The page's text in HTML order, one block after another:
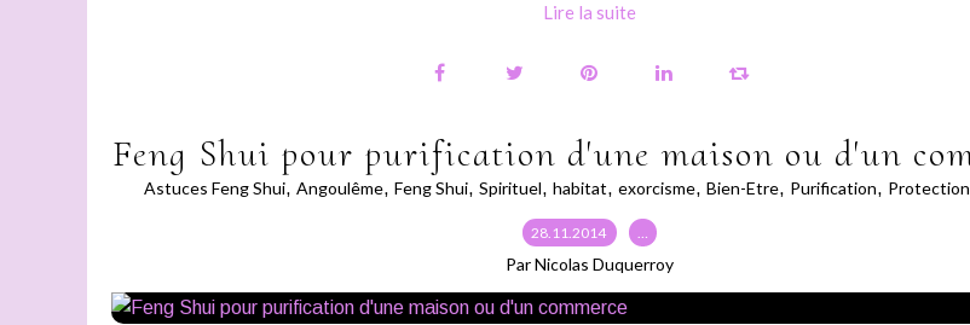
Lire la suite
Feng Shui pour purification d'une maison ou d'un
Astuces Feng Shui, Angoulême, Feng Shui, Spirituel, habitat, exorcisme, Bien-Etre, Purification, Protection
28.11.2014 …
Par Nicolas Duquerroy